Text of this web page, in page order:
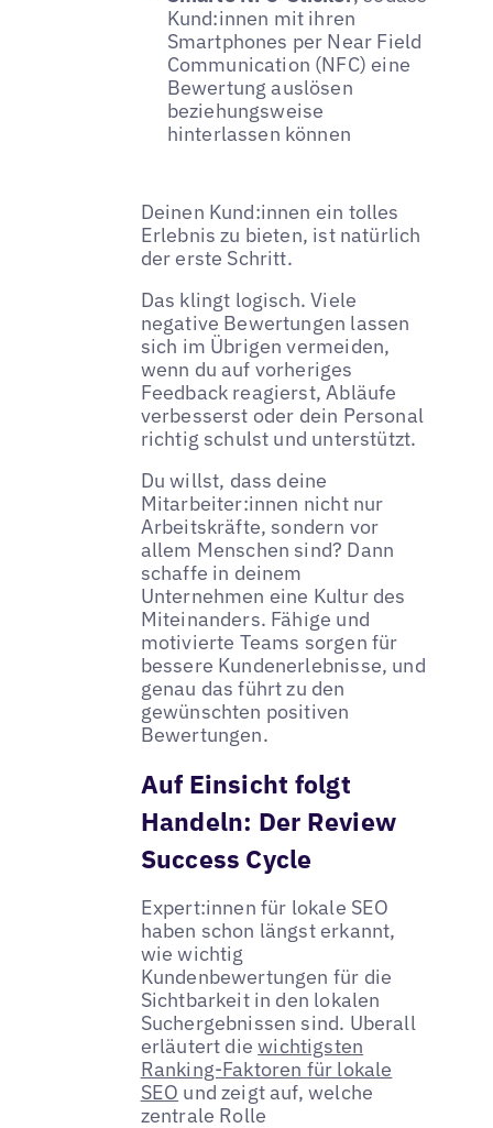
Kund:innen mit ihren
Smartphones per Near Field
Communication (NFC) eine
Bewertung auslösen
beziehungsweise
hinterlassen können
Deinen Kund:innen ein tolles
Erlebnis zu bieten, ist natürlich
der erste Schritt.
Das klingt logisch. Viele
negative Bewertungen lassen
sich im Übrigen vermeiden,
wenn du auf vorheriges
Feedback reagierst, Abläufe
verbesserst oder dein Personal
richtig schulst und unterstützt.
Du willst, dass deine
Mitarbeiter:innen nicht nur
Arbeitskräfte, sondern vor
allem Menschen sind? Dann
schaffe in deinem
Unternehmen eine Kultur des
Miteinanders. Fähige und
motivierte Teams sorgen für
bessere Kundenerlebnisse, und
genau das führt zu den
gewünschten positiven
Bewertungen.
Auf Einsicht folgt
Handeln: Der Review
Success Cycle
Expert:innen für lokale SEO
haben schon längst erkannt,
wie wichtig
Kundenbewertungen für die
Sichtbarkeit in den lokalen
Suchergebnissen sind. Uberall
erläutert diewichtigsten
Ranking-Faktoren für lokale
SEO und zeigt auf, welche
zentrale Rolle